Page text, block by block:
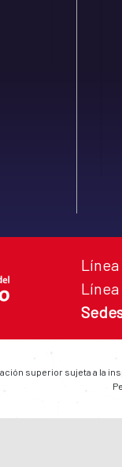
Línea
Línea
superior sujeta a la